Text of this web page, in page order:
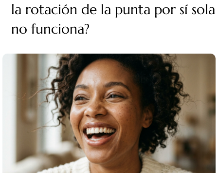
la rotación de la punta por sí sola
no funciona?